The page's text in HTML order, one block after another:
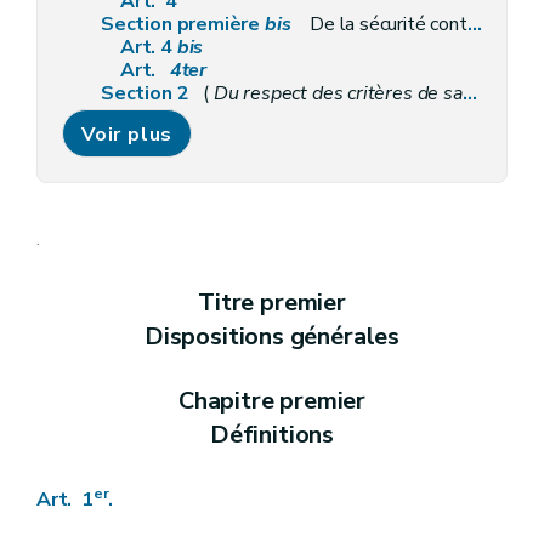
Section première bis
De la sécurité contre les risques d'incendie des logements par la présence de détecteurs d'incendie
Art. 4bis
Art. 4ter
Section 2 (Du respect des critères de salubrité et de la présence de détecteurs d'incendie
Art. 5
Art. 6
Art. 7
Art. 11
Art. 12
Du Fonds régional pour le relogement
bis
Art.
Chapitre II
Voir plus
.
Titre premier
Dispositions générales
Chapitre premier
Définitions
Art. 1er.